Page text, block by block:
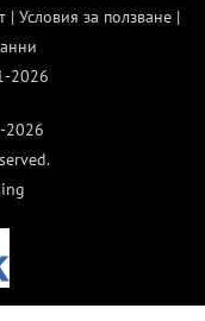
| Условия за ползване|
2026
2026